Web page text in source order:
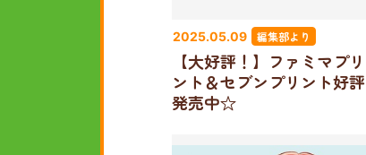
2025.05.09 編集部より
【大好評！】ファミマプリ
ント＆セブンプリント好評
発売中☆